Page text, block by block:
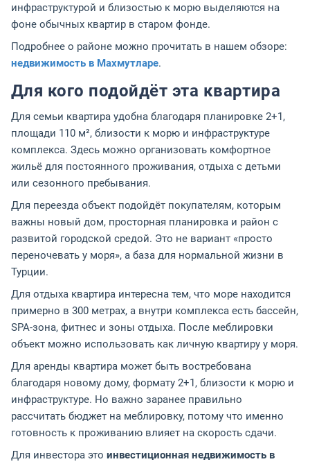
инфраструктурой и близостью к морю выделяются на
фоне обычных квартир в старом фонде.
Подробнее о районе можно прочитать в нашем обзоре:
недвижимость в Махмутларе.
Для кого подойдёт эта квартира
Для семьи квартира удобна благодаря планировке 2+1,
площади 110 м², близости к морю и инфраструктуре
комплекса. Здесь можно организовать комфортное
жильё для постоянного проживания, отдыха с детьми
или сезонного пребывания.
Для переезда объект подойдёт покупателям, которым
важны новый дом, просторная планировка и район с
развитой городской средой. Это не вариант «просто
переночевать у моря», а база для нормальной жизни в
Турции.
Для отдыха квартира интересна тем, что море находится
примерно в 300 метрах, а внутри комплекса есть бассейн,
SPA-зона, фитнес и зоны отдыха. После меблировки
объект можно использовать как личную квартиру у моря.
Для аренды квартира может быть востребована
благодаря новому дому, формату 2+1, близости к морю и
инфраструктуре. Но важно заранее правильно
рассчитать бюджет на меблировку, потому что именно
готовность к проживанию влияет на скорость сдачи.
Для инвестора это инвестиционная недвижимость в